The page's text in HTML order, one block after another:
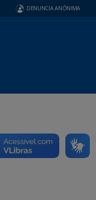
DENUNCIA ANÔNIMA